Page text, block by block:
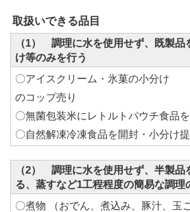
取扱いできる品目
（1） 調理に水を使用せず、既製品
け等のみを行う
〇アイスクリーム・氷菓の小
のコップ売り
〇無菌包装米にレトルトパウチ食品
〇自然解凍冷凍食品を開封・小分け
（2） 調理に水を使用せず、半製品
る、蒸すなど1工程程度の簡易な調理
〇煮物 （おでん、煮込み、豚汁、玉